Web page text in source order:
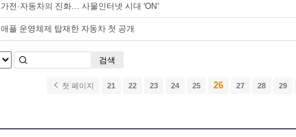
가전·자동차의 진화… 사물인터넷 시대 'ON'
애플 운영체제 탑재한 자동차 첫 공개
검색
첫 페이지 21 22 23 24 25 26 27 28 29